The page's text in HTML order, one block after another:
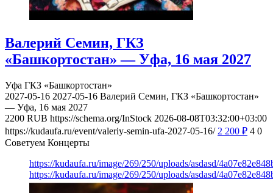
Валерий Семин, ГКЗ
«Башкортостан» — Уфа, 16 мая 2027
Уфа ГКЗ «Башкортостан»
2027-05-16 2027-05-16 Валерий Семин, ГКЗ «Башкортостан»
— Уфа, 16 мая 2027
2200 RUB https://schema.org/InStock 2026-08-08T03:32:00+03:00
https://kudaufa.ru/event/valeriy-semin-ufa-2027-05-16/ 2 200 ₽ 4 0
Советуем Концерты
https://kudaufa.ru/image/269/250/uploads/asdasd/
https://kudaufa.ru/image/269/250/uploads/asdasd/